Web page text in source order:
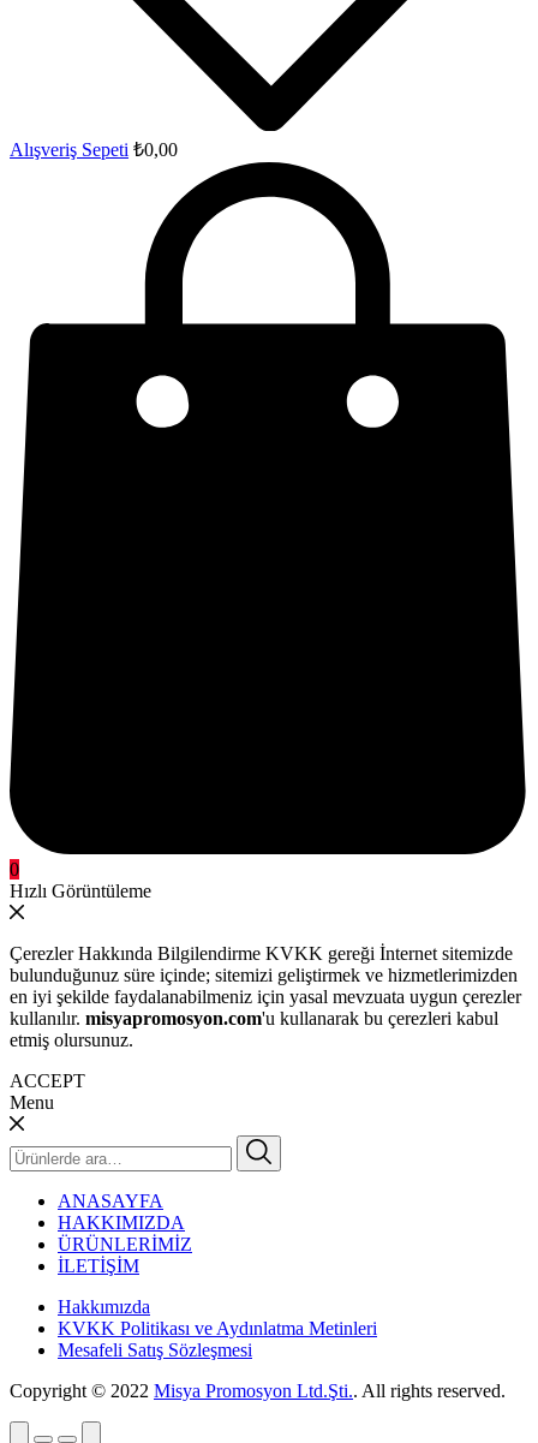
Alışveriş Sepeti ₺0,00
0
Hızlı Görüntüleme
Çerezler Hakkında Bilgilendirme KVKK gereği İnternet sitemizde
bulunduğunuz süre içinde; sitemizi geliştirmek ve hizmetlerimizden
en iyi şekilde faydalanabilmeniz için yasal mevzuata uygun çerezler
kullanılır. misyapromosyon.com'u kullanarak bu çerezleri kabul
etmiş olursunuz.
ACCEPT
Menu
Ara:
ANASAYFA
HAKKIMIZDA
ÜRÜNLERİMİZ
İLETİŞİM
Hakkımızda
KVKK Politikası ve Aydınlatma Metinleri
Mesafeli Satış Sözleşmesi
Copyright © 2022 Misya Promosyon Ltd.Şti.. All rights reserved.